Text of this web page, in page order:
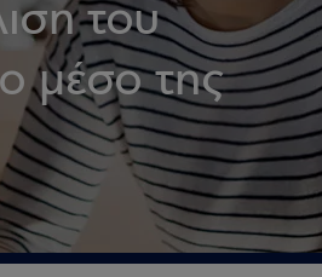
του
μέσο της